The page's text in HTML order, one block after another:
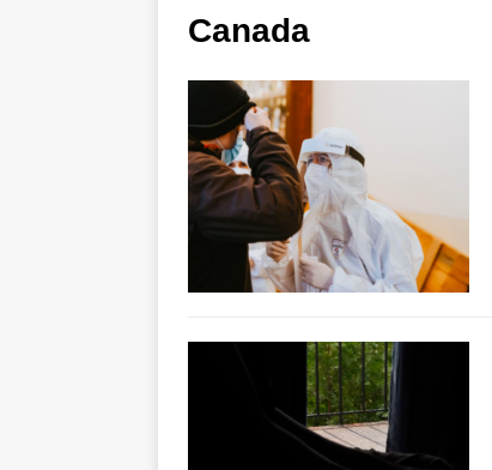
Canada